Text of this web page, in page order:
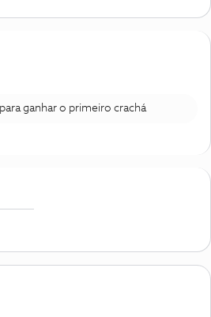
ganhar o primeiro crachá